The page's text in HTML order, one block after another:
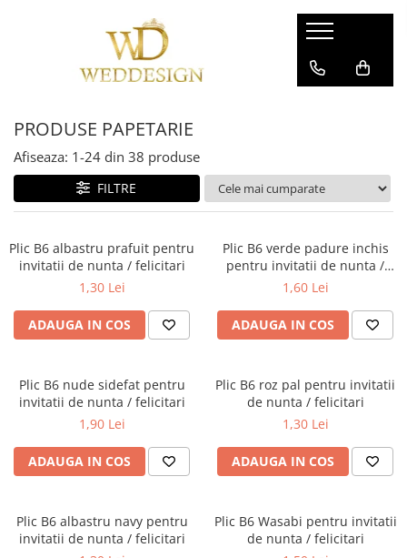
PRODUSE PENTRU AFACERI
FLYERE / FLUTURASI
PLIANTE
CARD FIDELITATE
MAPE PERSONALIZATE
AFISE
DIPLOME
ECUSOANE PERSONALIZATE
FELICITARI PERSONALIZATE
PRODUSE PAPETARIE
PLICURI INVITATII
SIGILII CEARA
Colectia invitatii florale
Colectia invitatii moderne
Colectia Invitatii Luxury
Invitatii online
Meniuri pentru nunta
Lista de invitati organizare mese
Etichete marturii
Semne de carte
Alte produse nunta
INVITATII BOTEZ BAIETI
INVITATII BOTEZ FETE
Invitatii online botez
Meniuri botez
Numere botez
Lista invitati botez
PRODUSE PAPETARIE
Afiseaza: 1-24 din 38 produse
FILTRE
Plic B6 albastru prafuit pentru
invitatii de nunta / felicitari
1,30 Lei
ADAUGA IN COS
Plic B6 verde padure inchis
pentru invitatii de nunta /
felicitari
1,60 Lei
ADAUGA IN COS
Plic B6 nude sidefat pentru
invitatii de nunta / felicitari
1,90 Lei
ADAUGA IN COS
Plic B6 roz pal pentru invitatii
de nunta / felicitari
1,30 Lei
ADAUGA IN COS
Plic B6 albastru navy pentru
invitatii de nunta / felicitari
Plic B6 Wasabi pentru invitatii
de nunta / felicitari